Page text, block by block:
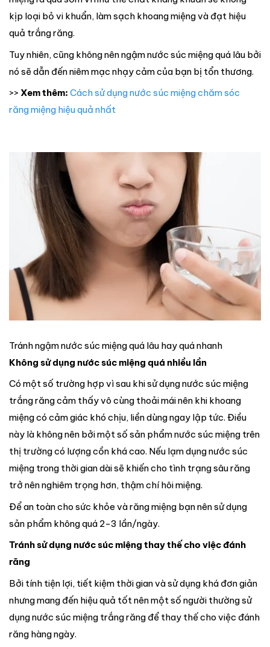
kịp loại bỏ vi khuẩn, làm sạch khoang miệng và đạt hiệu
quả trắng răng.
Tuy nhiên, cũng không nên ngậm nước súc miệng quá lâu bởi
nó sẽ dẫn đến niêm mạc nhạy cảm của bạn bị tổn thương.
>> Xem thêm: Cách sử dụng nước súc miệng chăm sóc
răng miệng hiệu quả nhất
Tránh ngậm nước súc miệng quá lâu hay quá nhanh
Không sử dụng nước súc miệng quá nhiều lần
Có một số trường hợp vì sau khi sử dụng nước súc miệng
trắng răng cảm thấy vô cùng thoải mái nên khi khoang
miệng có cảm giác khó chịu, liền dùng ngay lập tức. Điều
này là không nên bởi một số sản phẩm nước súc miệng trên
thị trường có lượng cồn khá cao. Nếu lạm dụng nước súc
miệng trong thời gian dài sẽ khiến cho tình trạng sâu răng
trở nên nghiêm trọng hơn, thậm chí hôi miệng.
Để an toàn cho sức khỏe và răng miệng bạn nên sử dụng
sản phẩm không quá 2-3 lần/ngày.
Tránh sử dụng nước súc miệng thay thế cho việc đánh
răng
Bởi tính tiện lợi, tiết kiệm thời gian và sử dụng khá đơn giản
nhưng mang đến hiệu quả tốt nên một số người thường sử
dụng nước súc miệng trắng răng để thay thế cho việc đánh
răng hàng ngày.